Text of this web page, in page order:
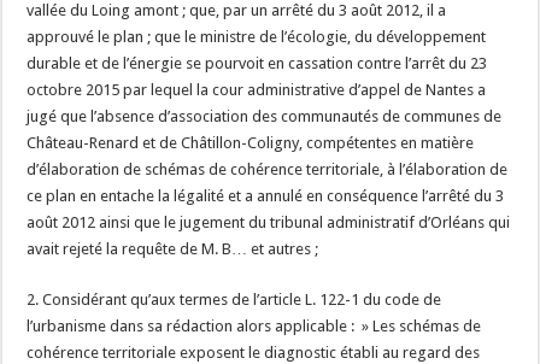
vallée du Loing amont ; que, par un arrêté du 3 août 2012, il a
approuvé le plan ; que le ministre de l’écologie, du développement
durable et de l’énergie se pourvoit en cassation contre l’arrêt du 23
octobre 2015 par lequel la cour administrative d’appel de Nantes a
jugé que l’absence d’association des communautés de communes de
Château-Renard et de Châtillon-Coligny, compétentes en matière
d’élaboration de schémas de cohérence territoriale, à l’élaboration de
ce plan en entache la légalité et a annulé en conséquence l’arrêté du 3
août 2012 ainsi que le jugement du tribunal administratif d’Orléans qui
avait rejeté la requête de M. B… et autres ;
2. Considérant qu’aux termes de l’article L. 122-1 du code de
l’urbanisme dans sa rédaction alors applicable : » Les schémas de
cohérence territoriale exposent le diagnostic établi au regard des